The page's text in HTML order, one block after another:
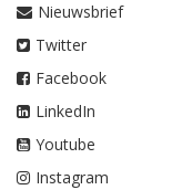
Nieuwsbrief
Twitter
Facebook
LinkedIn
Youtube
Instagram